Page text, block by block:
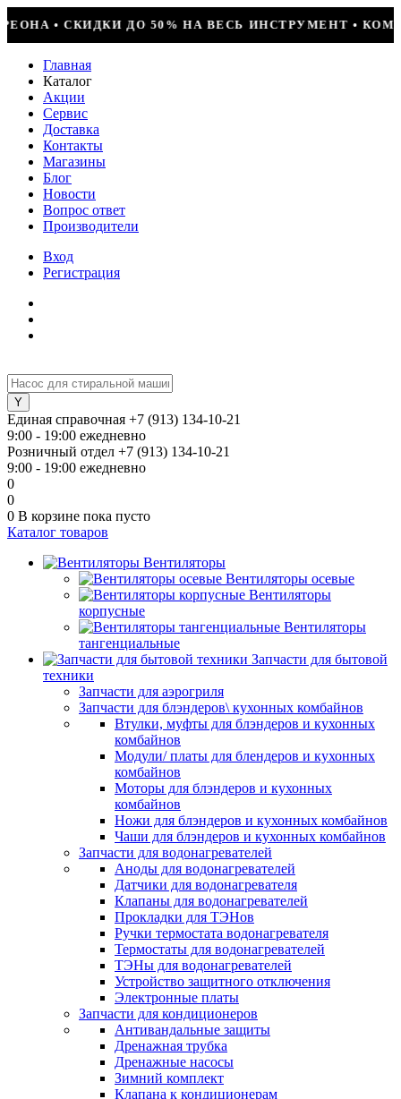
+ УСТАНОВКА = 29990Р • БОЛЬШОЕ
Главная
Каталог
Акции
Сервис
Доставка
Контакты
Магазины
Блог
Новости
Вопрос ответ
Производители
Вход
Регистрация
Единая справочная +7 (913) 134-10-21
9:00 - 19:00 ежедневно
Розничный отдел +7 (913) 134-10-21
9:00 - 19:00 ежедневно
0
0
0 В корзине пока пусто
Каталог товаров
Вентиляторы
Вентиляторы осевые
Вентиляторы
корпусные
Вентиляторы
тангенциальные
Запчасти для бытовой
техники
Запчасти для аэрогриля
Запчасти для блэндеров\ кухонных комбайнов
Втулки, муфты для блэндеров и кухонных
комбайнов
Модули/ платы для блендеров и кухонных
комбайнов
Моторы для блэндеров и кухонных
комбайнов
Ножи для блэндеров и кухонных комбайнов
Чаши для блэндеров и кухонных комбайнов
Запчасти для водонагревателей
Аноды для водонагревателей
Датчики для водонагревателя
Клапаны для водонагревателей
Прокладки для ТЭНов
Ручки термостата водонагревателя
Термостаты для водонагревателей
ТЭНы для водонагревателей
Устройство защитного отключения
Электронные платы
Запчасти для кондиционеров
Антивандальные защиты
Дренажная трубка
Дренажные насосы
Зимний комплект
Клапана к кондиционерам